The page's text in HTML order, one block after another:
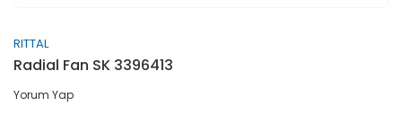
RITTAL
Radial Fan SK 3396413
Yorum Yap